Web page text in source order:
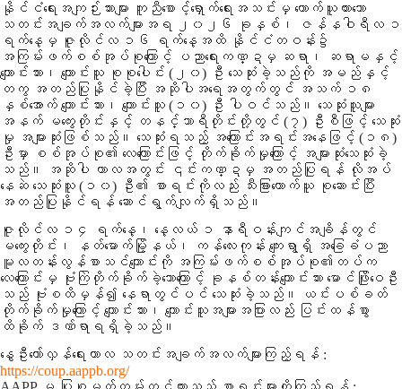
နိုင်ငံရေးအကျဉ်းသားများ ကူညီစောင့်ရှောက်ရေးအသင်းမှ ကောက်ယူထားသော
သတင်းအချက်အလက်များအရ ၂၀၂၆ ခုနှစ်၊ ဇန်နဝါရီလ ၁
ရက်နေ့မှ ဇူလိုင်လ ၁၆ ရက်နေ့အထိ နိုင်ငံတဝန်း၌
အကြမ်းဖက်စစ်အုပ်စုကြောင့် ပညာရေးကဏ္ဍမှ ဆရာ၊ ဆရာမနှင့်
ကျောင်းသား၊ ကျောင်းသူ စုစုပေါင်း (၂၀) ဦး သေဆုံးခဲ့သည်ကို အမည်နှင့်
တကွ အတည်ပြုနိုင်ခဲ့ပြီး အဆိုပါအရေအတွက်တွင် အသက် ၁၈
နှစ်အောက် ကျောင်းသား၊ ကျောင်းသူ (၁၀) ဦး ပါဝင်သည်။ သေဆုံးသူများ
အနက် မကွေးတိုင်းနှင့် တနင်္သာရီတိုင်းတို့တွင် (၇) ဦးစီဖြင့် သေဆုံး
မှု အများဆုံးဖြစ်သည်။ သေဆုံးရသည့် အကြောင်းအရင်းအနေဖြင့် (၁၈)
ဦးမှာ စစ်အုပ်စု၏ လေကြောင်းဖြင့် တိုက်ခိုက်မှုကြောင့် အများဆုံးသေဆုံးခဲ့
သည်။ အဆိုပါ ကာလအတွင်း ၎င်းကဏ္ဍမှ အတည်ပြုရန် လိုအပ်
နေဆဲ သေဆုံးသူ (၁၀) ဦး၏ စာရင်းကိုလည်း သီးခြားကောက်ယူ စုဆောင်းပြီး
အတည်ပြုနိုင်ရန် ဆောင်ရွက်လျက်ရှိသည်။
ဇူလိုင်လ ၁၄ ရက်နေ့၊ နေ့လယ် ၁ နာရီဝန်းကျင်အချိန်တွင်
မကွေးတိုင်း၊ နတ်မောက်မြို့နယ်၊ ကန်လေးကုန်း ကျေးရွာရှိ အခြေခံပညာ
မူလတန်းလွန်စာသင်ကျောင်းကို အကြမ်းဖက်စစ်အုပ်စု၏တပ်က
လေကြောင်းမှ ဗုံးကြဲတိုက်ခိုက်ခဲ့သောကြောင့် ခုနစ်တန်းကျောင်းသား မောင်ဖြိုးဝေဦး
သည် ဗုံးစထိမှန်၍ နေရာတွင်ပင် သေဆုံးခဲ့သည်။ ယင်းပစ်ခတ်
တိုက်ခိုက်မှုကြောင့် ကျောင်းသား၊ ကျောင်းသူအများအပြားလည်း ပြင်းထန်စွာ
ထိခိုက် ဒဏ်ရာရရှိခဲ့သည်။
နွေဦးတော်လှန်ရေးကာလ သတင်းအချက်အလက်များကြည့်ရန် :
https://coup.aappb.org/